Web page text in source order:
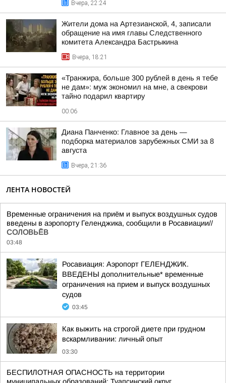
Вчера, 22:24
Жители дома на Артезианской, 4, записали
обращение на имя главы Следственного
комитета Александра Бастрыкина
Вчера, 18:21
«Транжира, больше 300 рублей в день я тебе
не дам»: муж экономил на мне, а свекрови
тайно подарил квартиру
00:06
Диана Панченко: Главное за день —
подборка материалов зарубежных СМИ за 8
августа
Вчера, 21:36
ЛЕНТА НОВОСТЕЙ
Временные ограничения на приём и выпуск воздушных судов
введены в аэропорту Геленджика, сообщили в Росавиации//
СОЛОВЬЁВ
03:48
Росавиация: Аэропорт ГЕЛЕНДЖИК.
ВВЕДЕНЫ дополнительные* временные
ограничения на прием и выпуск воздушных
судов
03:45
Как выжить на строгой диете при грудном
вскармливании: личный опыт
03:30
БЕСПИЛОТНАЯ ОПАСНОСТЬ на территории